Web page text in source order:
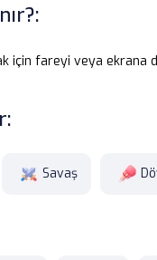
için fareyi veya ekrana
Savaş